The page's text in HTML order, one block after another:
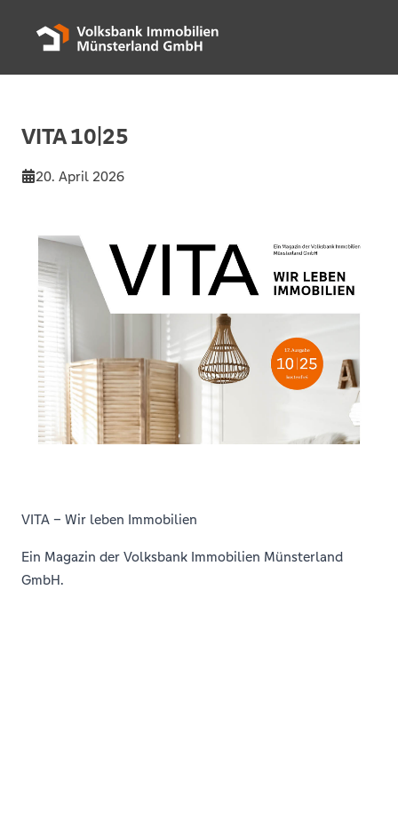
VITA 10|25
20. April 2026
VITA – Wir leben Immobilien
Ein Magazin der Volksbank Immobilien Münsterland
GmbH.